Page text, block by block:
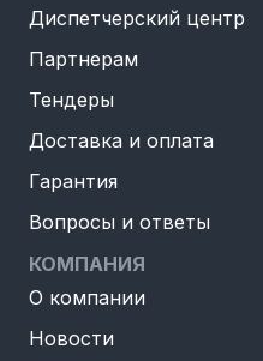
Диспетчерский центр
Партнерам
Тендеры
Доставка и оплата
Гарантия
Вопросы и ответы
КОМПАНИЯ
О компании
Новости